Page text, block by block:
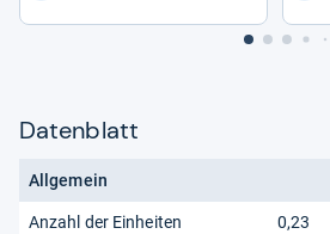
Datenblatt
Allgemein
Anzahl der Einheiten 0,23